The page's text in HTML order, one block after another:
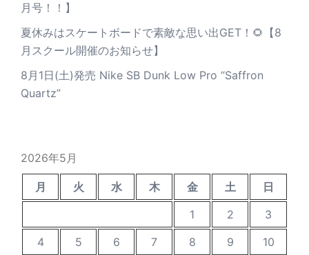
月号！！】
夏休みはスケートボードで素敵な思い出GET！🌻【8
月スクール開催のお知らせ】
8月1日(土)発売 Nike SB Dunk Low Pro “Saffron
Quartz”
2026年5月
月 火 水 木 金 土
日
1
2
3
4
5 6 7 8 9
10